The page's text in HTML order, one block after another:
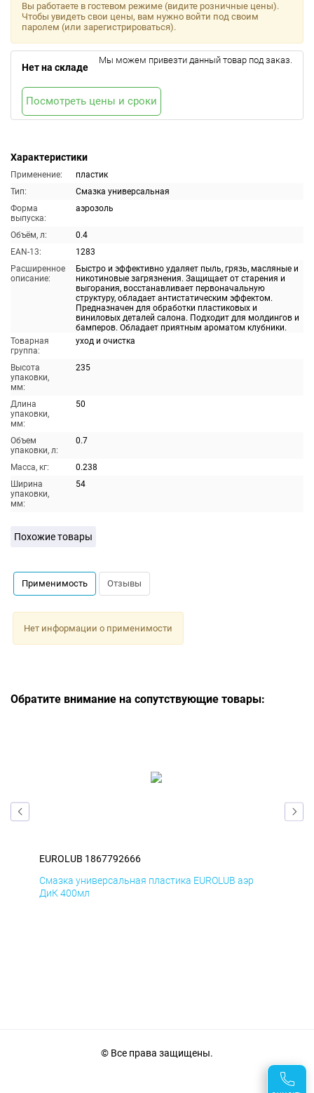
Характеристики
Применение:
пластик
Тип:
Смазка универсальная
Форма
выпуска:
аэрозоль
Объём, л:
0.4
EAN-13:
1283
Расширенное
описание:
Быстро и эффективно удаляет пыль, грязь, масляные и
никотиновые загрязнения. Защищает от старения и
выгорания, восстанавливает первоначальную
структуру, обладает антистатическим эффектом.
Предназначен для обработки пластиковых и
виниловых деталей салона. Подходит для молдингов и
бамперов. Обладает приятным ароматом клубники.
Товарная
группа:
уход и очистка
Высота
упаковки,
мм:
235
Длина
упаковки,
мм:
50
Объем
упаковки, л:
0.7
Масса, кг:
0.238
Ширина
упаковки,
мм:
54
Вы работаете в гостевом режиме (видите розничные цены).
Чтобы увидеть свои цены, вам нужно войти под своим
паролем (или зарегистрироваться).
Нет на складе
Мы можем привезти данный товар под заказ.
Посмотреть цены и сроки
Похожие товары
Применимость Отзывы
Нет информации о применимости
Обратите внимание на сопутствующие товары:
EUROLUB 1867792666
Смазка универсальная пластика EUROLUB аэр
ДиК 400мл
© Все права защищены.